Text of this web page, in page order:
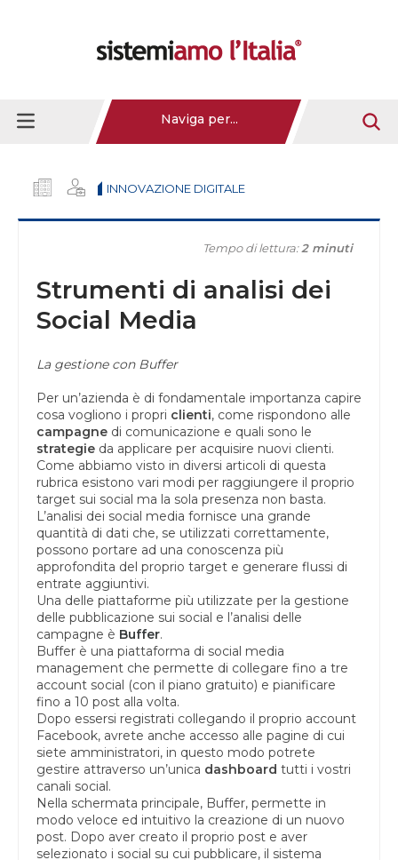
Naviga per...
INNOVAZIONE DIGITALE
Tempo di lettura:2 minuti
Strumenti di analisi dei
Social Media
La gestione con Buffer
Per un’azienda è di fondamentale importanza capire
cosa vogliono i propri clienti, come rispondono alle
campagne di comunicazione e quali sono le
strategie da applicare per acquisire nuovi clienti.
Come abbiamo visto in diversi articoli di questa
rubrica esistono vari modi per raggiungere il proprio
target sui social ma la sola presenza non basta.
L’analisi dei social media fornisce una grande
quantità di dati che, se utilizzati correttamente,
possono portare ad una conoscenza più
approfondita del proprio target e generare flussi di
entrate aggiuntivi.
Una delle piattaforme più utilizzate per la gestione
delle pubblicazione sui social e l’analisi delle
campagne è Buffer.
Buffer è una piattaforma di social media
management che permette di collegare fino a tre
account social (con il piano gratuito) e pianificare
fino a 10 post alla volta.
Dopo essersi registrati collegando il proprio account
Facebook, avrete anche accesso alle pagine di cui
siete amministratori, in questo modo potrete
gestire attraverso un’unica dashboard tutti i vostri
canali social.
Nella schermata principale, Buffer, permette in
modo veloce ed intuitivo la creazione di un nuovo
post. Dopo aver creato il proprio post e aver
selezionato i social su cui pubblicare, il sistema